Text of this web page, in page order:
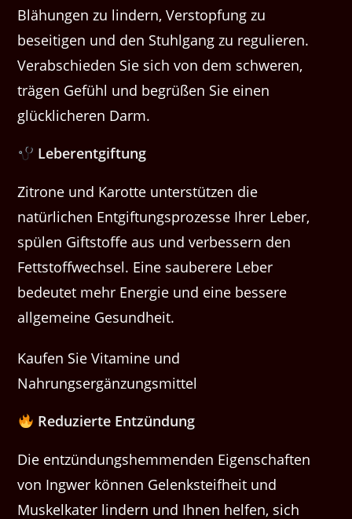
Blähungen zu lindern, Verstopfung zu
beseitigen und den Stuhlgang zu regulieren.
Verabschieden Sie sich von dem schweren,
trägen Gefühl und begrüßen Sie einen
glücklicheren Darm.
Leberentgiftung
Zitrone und Karotte unterstützen die
natürlichen Entgiftungsprozesse Ihrer Leber,
spülen Giftstoffe aus und verbessern den
Fettstoffwechsel. Eine sauberere Leber
bedeutet mehr Energie und eine bessere
allgemeine Gesundheit.
Kaufen Sie Vitamine und
Nahrungsergänzungsmittel
Reduzierte Entzündung
Die entzündungshemmenden Eigenschaften
von Ingwer können Gelenksteifheit und
Muskelkater lindern und Ihnen helfen, sich